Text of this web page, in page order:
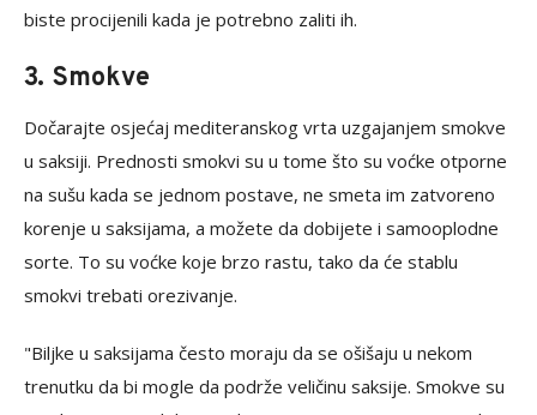
biste procijenili kada je potrebno zaliti ih.
3. Smokve
Dočarajte osjećaj mediteranskog vrta uzgajanjem smokve
u saksiji. Prednosti smokvi su u tome što su voćke otporne
na sušu kada se jednom postave, ne smeta im zatvoreno
korenje u saksijama, a možete da dobijete i samooplodne
sorte. To su voćke koje brzo rastu, tako da će stablu
smokvi trebati orezivanje.
"Biljke u saksijama često moraju da se ošišaju u nekom
trenutku da bi mogle da podrže veličinu saksije. Smokve su